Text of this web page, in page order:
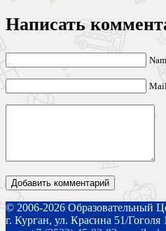
Написать
© 2006-2026 Образовательный
г. Курган, ул. Красина 51/Гоголя